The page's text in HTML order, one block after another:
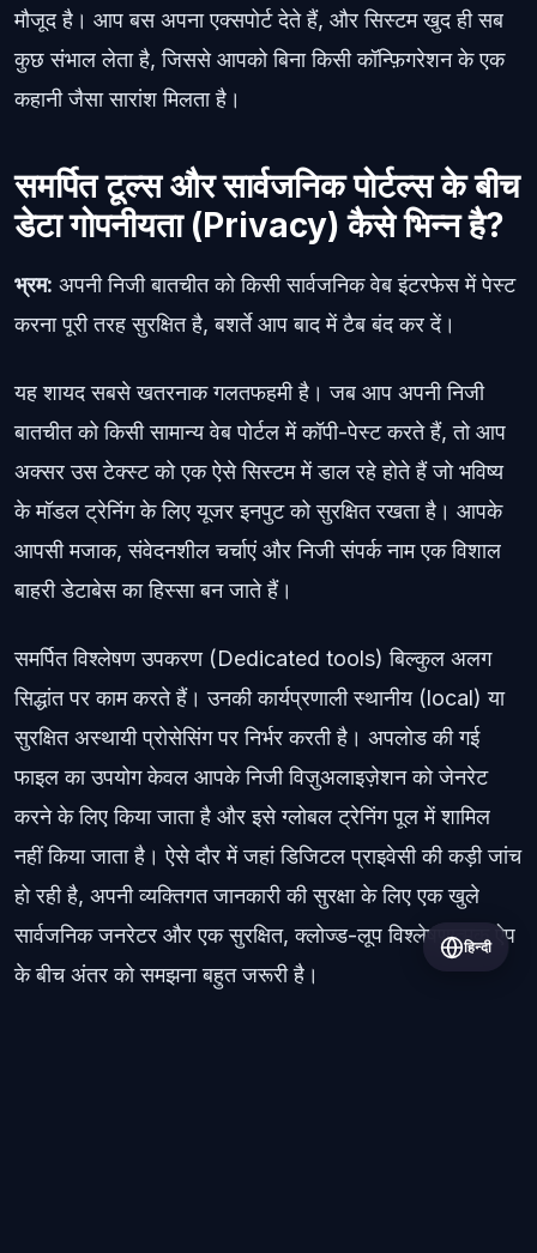
मौजूद है। आप बस अपना एक्सपोर्ट देते हैं, और सिस्टम खुद ही सब
कुछ संभाल लेता है, जिससे आपको बिना किसी कॉन्फ़िगरेशन के एक
कहानी जैसा सारांश मिलता है।
समर्पित टूल्स और सार्वजनिक पोर्टल्स के बीच
डेटा गोपनीयता (Privacy) कैसे भिन्न है?
भ्रम: अपनी निजी बातचीत को किसी सार्वजनिक वेब इंटरफेस में पेस्ट
करना पूरी तरह सुरक्षित है, बशर्ते आप बाद में टैब बंद कर दें।
यह शायद सबसे खतरनाक गलतफहमी है। जब आप अपनी निजी
बातचीत को किसी सामान्य वेब पोर्टल में कॉपी-पेस्ट करते हैं, तो आप
अक्सर उस टेक्स्ट को एक ऐसे सिस्टम में डाल रहे होते हैं जो भविष्य
के मॉडल ट्रेनिंग के लिए यूजर इनपुट को सुरक्षित रखता है। आपके
आपसी मजाक, संवेदनशील चर्चाएं और निजी संपर्क नाम एक विशाल
बाहरी डेटाबेस का हिस्सा बन जाते हैं।
समर्पित विश्लेषण उपकरण (Dedicated tools) बिल्कुल अलग
सिद्धांत पर काम करते हैं। उनकी कार्यप्रणाली स्थानीय (local) या
सुरक्षित अस्थायी प्रोसेसिंग पर निर्भर करती है। अपलोड की गई
फाइल का उपयोग केवल आपके निजी विज़ुअलाइज़ेशन को जेनरेट
करने के लिए किया जाता है और इसे ग्लोबल ट्रेनिंग पूल में शामिल
नहीं किया जाता है। ऐसे दौर में जहां डिजिटल प्राइवेसी की कड़ी जांच
हो रही है, अपनी व्यक्तिगत जानकारी की सुरक्षा के लिए एक खुले
सार्वजनिक जनरेटर और एक सुरक्षित, क्लोज्ड-लूप विश्लेषणात्मक ऐप
के बीच अंतर को समझना बहुत जरूरी है।
हिन्दी